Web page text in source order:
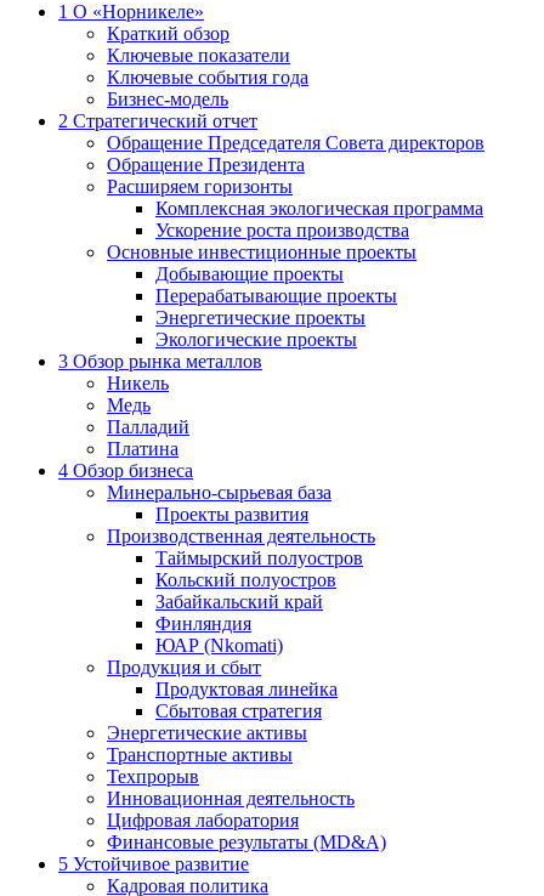
1 О «Норникеле»
Краткий обзор
Ключевые показатели
Ключевые события года
Бизнес-модель
2 Стратегический отчет
Обращение Председателя Совета директоров
Обращение Президента
Расширяем горизонты
Комплексная экологическая программа
Ускорение роста производства
Основные инвестиционные проекты
Добывающие проекты
Перерабатывающие проекты
Энергетические проекты
Экологические проекты
3 Обзор рынка металлов
Никель
Медь
Палладий
Платина
4 Обзор бизнеса
Минерально-сырьевая база
Проекты развития
Производственная деятельность
Таймырский полуостров
Кольский полуостров
Забайкальский край
Финляндия
ЮАР (Nkomati)
Продукция и сбыт
Продуктовая линейка
Сбытовая стратегия
Энергетические активы
Транспортные активы
Техпрорыв
Инновационная деятельность
Цифровая лаборатория
Финансовые результаты (MD&A)
5 Устойчивое развитие
Кадровая политика